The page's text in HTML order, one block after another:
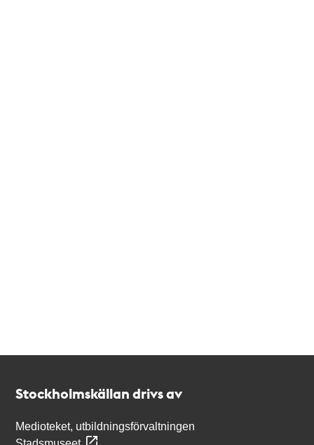
Stockholmskällan drivs av
Medioteket, utbildningsförvaltningen